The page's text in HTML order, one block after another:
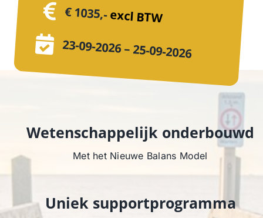
€ 1035,-excl BTW
23-09-2026 – 25-09-2026
Wetenschappelijk onderbouwd
Met het Nieuwe Balans Model
Uniek supportprogramma